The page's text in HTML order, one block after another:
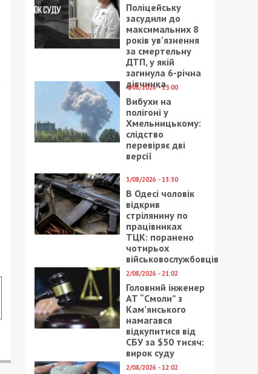
Поліцейську
засудили до
максимальних 8
років ув’язнення
за смертельну
ДТП, у якій
загинула 6-річна
дівчинка
4/08/2026 - 15:00
Вибухи на
полігоні у
Хмельницькому:
слідство
перевіряє дві
версії
3/08/2026 - 13:30
В Одесі чоловік
відкрив
стрілянину по
працівниках
ТЦК: поранено
чотирьох
військовослужбовців
2/08/2026 - 21:02
Головний інженер
АТ “Смоли” з
Кам’янського
намагався
відкупитися від
СБУ за $50 тисяч:
вирок суду
2/08/2026 - 12:02